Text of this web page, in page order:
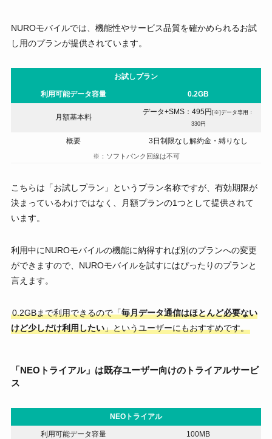
NUROモバイルでは、機能性やサービス品質を確かめられるお試
し用のプランが提供されています。
お試しプラン
利用可能データ容量 0.2GB
月額基本料
データ+SMS：495円[※]データ専用：
330円
概要 3日制限なし解約金・縛りなし
※：ソフトバンク回線は不可
こちらは「お試しプラン」というプラン名称ですが、有効期限が
決まっているわけではなく、月額プランの1つとして提供されて
います。
利用中にNUROモバイルの機能に納得すれば別のプランへの変更
ができますので、NUROモバイルを試すにはぴったりのプランと
言えます。
0.2GBまで利用できるので「毎月データ通信はほとんど必要ない
けど少しだけ利用したい」というユーザーにもおすすめです。
「NEOトライアル」は既存ユーザー向けのトライアルサービ
ス
NEOトライアル
利用可能データ容量 100MB